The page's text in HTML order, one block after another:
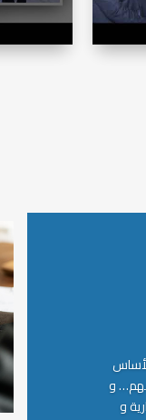
و
و